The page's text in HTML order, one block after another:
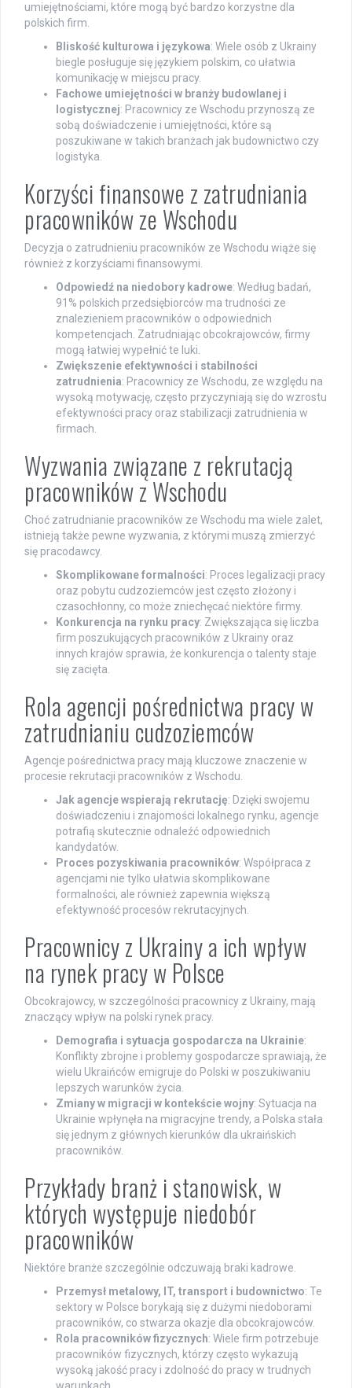
umiejętnościami, które mogą być bardzo korzystne dla
polskich firm.
Bliskość kulturowa i językowa: Wiele osób z Ukrainy
biegle posługuje się językiem polskim, co ułatwia
komunikację w miejscu pracy.
Fachowe umiejętności w branży budowlanej i
logistycznej: Pracownicy ze Wschodu przynoszą ze
sobą doświadczenie i umiejętności, które są
poszukiwane w takich branżach jak budownictwo czy
logistyka.
Korzyści finansowe z zatrudniania
pracowników ze Wschodu
Decyzja o zatrudnieniu pracowników ze Wschodu wiąże się
również z korzyściami finansowymi.
Odpowiedź na niedobory kadrowe: Według badań,
91% polskich przedsiębiorców ma trudności ze
znalezieniem pracowników o odpowiednich
kompetencjach. Zatrudniając obcokrajowców, firmy
mogą łatwiej wypełnić te luki.
Zwiększenie efektywności i stabilności
zatrudnienia: Pracownicy ze Wschodu, ze względu na
wysoką motywację, często przyczyniają się do wzrostu
efektywności pracy oraz stabilizacji zatrudnienia w
firmach.
Wyzwania związane z rekrutacją
pracowników z Wschodu
Choć zatrudnianie pracowników ze Wschodu ma wiele zalet,
istnieją także pewne wyzwania, z którymi muszą zmierzyć
się pracodawcy.
Skomplikowane formalności: Proces legalizacji pracy
oraz pobytu cudzoziemców jest często złożony i
czasochłonny, co może zniechęcać niektóre firmy.
Konkurencja na rynku pracy: Zwiększająca się liczba
firm poszukujących pracowników z Ukrainy oraz
innych krajów sprawia, że konkurencja o talenty staje
się zacięta.
Rola agencji pośrednictwa pracy w
zatrudnianiu cudzoziemców
Agencje pośrednictwa pracy mają kluczowe znaczenie w
procesie rekrutacji pracowników z Wschodu.
Jak agencje wspierają rekrutację: Dzięki swojemu
doświadczeniu i znajomości lokalnego rynku, agencje
potrafią skutecznie odnaleźć odpowiednich
kandydatów.
Proces pozyskiwania pracowników: Współpraca z
agencjami nie tylko ułatwia skomplikowane
formalności, ale również zapewnia większą
efektywność procesów rekrutacyjnych.
Pracownicy z Ukrainy a ich wpływ
na rynek pracy w Polsce
Obcokrajowcy, w szczególności pracownicy z Ukrainy, mają
znaczący wpływ na polski rynek pracy.
Demografia i sytuacja gospodarcza na Ukrainie:
Konflikty zbrojne i problemy gospodarcze sprawiają, że
wielu Ukraińców emigruje do Polski w poszukiwaniu
lepszych warunków życia.
Zmiany w migracji w kontekście wojny: Sytuacja na
Ukrainie wpłynęła na migracyjne trendy, a Polska stała
się jednym z głównych kierunków dla ukraińskich
pracowników.
Przykłady branż i stanowisk, w
których występuje niedobór
pracowników
Niektóre branże szczególnie odczuwają braki kadrowe.
Przemysł metalowy, IT, transport i budownictwo: Te
sektory w Polsce borykają się z dużymi niedoborami
pracowników, co stwarza okazje dla obcokrajowców.
Rola pracowników fizycznych: Wiele firm potrzebuje
pracowników fizycznych, którzy często wykazują
wysoką jakość pracy i zdolność do pracy w trudnych